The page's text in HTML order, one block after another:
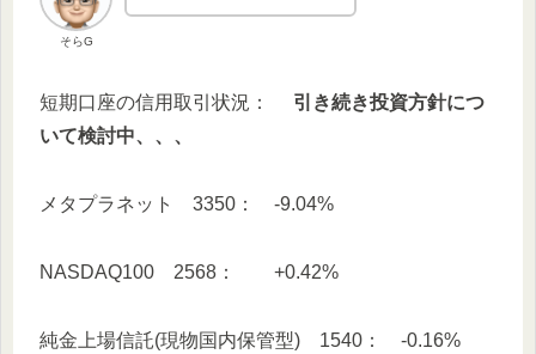
そらG
短期口座の信用取引状況： 引き続き投資方針につ
いて検討中、、、
メタプラネット 3350： -9.04%
NASDAQ100 2568： +0.42%
純金上場信託(現物国内保管型) 1540： -0.16%